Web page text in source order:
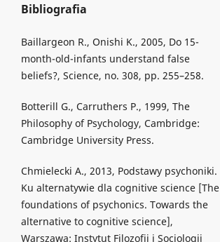
Bibliografia
Baillargeon R., Onishi K., 2005, Do 15-
month-old-infants understand false
beliefs?, Science, no. 308, pp. 255–258.
Botterill G., Carruthers P., 1999, The
Philosophy of Psychology, Cambridge:
Cambridge University Press.
Chmielecki A., 2013, Podstawy psychoniki.
Ku alternatywie dla cognitive science [The
foundations of psychonics. Towards the
alternative to cognitive science],
Warszawa: Instytut Filozofii i Socjologii